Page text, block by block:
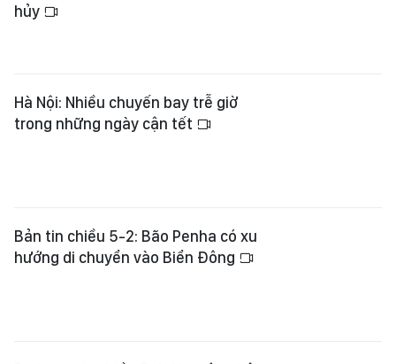
hủy
Hà Nội: Nhiều chuyến bay trễ giờ
trong những ngày cận tết
Bản tin chiều 5-2: Bão Penha có xu
hướng di chuyển vào Biển Đông